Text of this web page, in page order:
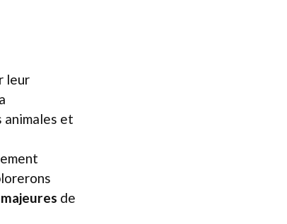
leur
et
de